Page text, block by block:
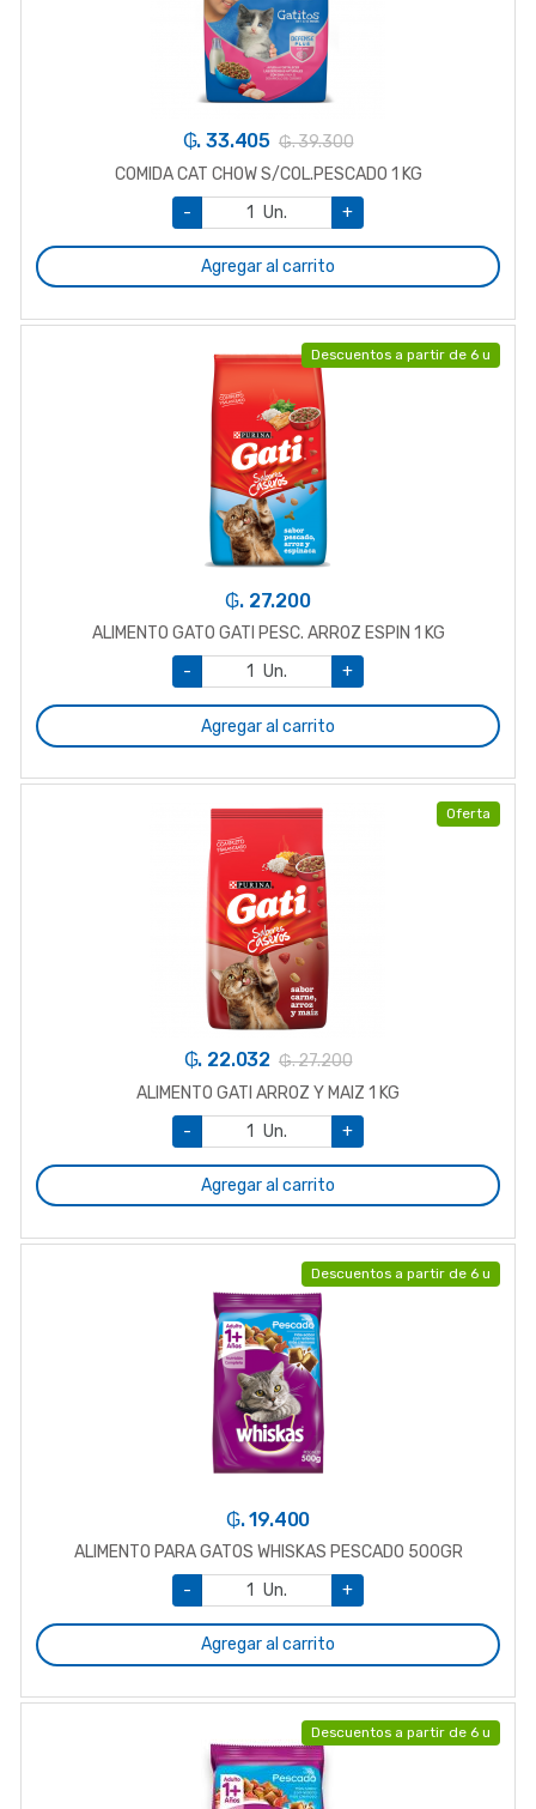
₲. 33.405 ₲. 39.300
COMIDA CAT CHOW S/COL.PESCADO 1 KG
-
Un. +
Agregar al carrito
Descuentos a partir de 6 u
₲. 27.200
ALIMENTO GATO GATI PESC. ARROZ ESPIN 1 KG
-
Un. +
Agregar al carrito
Oferta
₲. 22.032 ₲. 27.200
ALIMENTO GATI ARROZ Y MAIZ 1 KG
-
Un. +
Agregar al carrito
Descuentos a partir de 6 u
₲. 19.400
ALIMENTO PARA GATOS WHISKAS PESCADO 500GR
-
Un. +
Agregar al carrito
Descuentos a partir de 6 u